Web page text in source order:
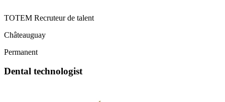
TOTEM Recruteur de talent
Châteauguay
Permanent
Dental technologist